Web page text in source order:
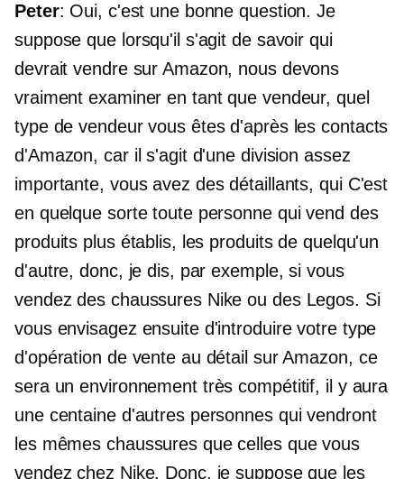
Peter: Oui, c'est une bonne question. Je
suppose que lorsqu'il s'agit de savoir qui
devrait vendre sur Amazon, nous devons
vraiment examiner en tant que vendeur, quel
type de vendeur vous êtes d'après les contacts
d'Amazon, car il s'agit d'une division assez
importante, vous avez des détaillants, qui C'est
en quelque sorte toute personne qui vend des
produits plus établis, les produits de quelqu'un
d'autre, donc, je dis, par exemple, si vous
vendez des chaussures Nike ou des Legos. Si
vous envisagez ensuite d'introduire votre type
d'opération de vente au détail sur Amazon, ce
sera un environnement très compétitif, il y aura
une centaine d'autres personnes qui vendront
les mêmes chaussures que celles que vous
vendez chez Nike. Donc, je suppose que les